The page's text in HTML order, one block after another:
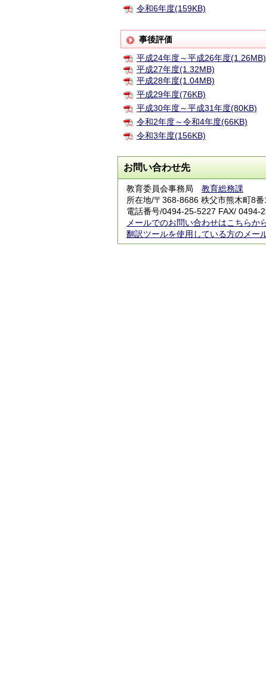
令和6年度(159KB)
事後評価
平成24年度～平成26年度(1.26MB)
平成27年度(1.32MB)
平成28年度(1.04MB)
平成29年度(76KB)
平成30年度～平成31年度(80KB)
令和2年度～令和4年度(66KB)
令和3年度(156KB)
お問い合わせ先
教育委員会事務局 教育総務課
所在地/〒368-8686 秩父市熊木町8
電話番号/0494-25-5227 FAX/ 0494-
メールでのお問い合わせはこちらか
翻訳ツールを使用している方のメー